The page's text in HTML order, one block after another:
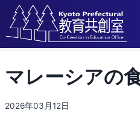
容
ス
マレーシアの
2026年03月12日